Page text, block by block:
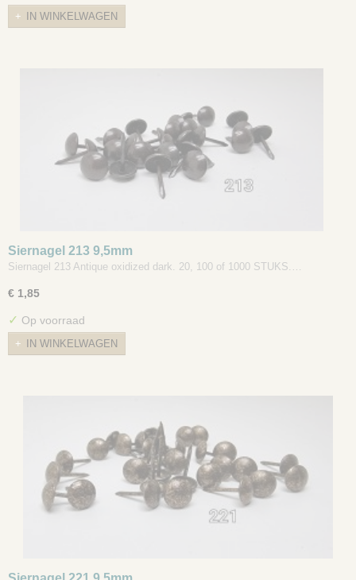
IN WINKELWAGEN
Siernagel 213 9,5mm
Siernagel 213 Antique oxidized dark. 20, 100 of 1000 STUKS.…
€ 1,85
✓ Op voorraad
IN WINKELWAGEN